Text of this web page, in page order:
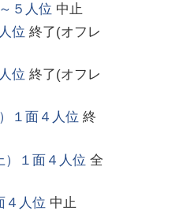
５人位 中止
位 終了(オフレ
位 終了(オフレ
１面４人位 終
）１面４人位 全
４人位 中止